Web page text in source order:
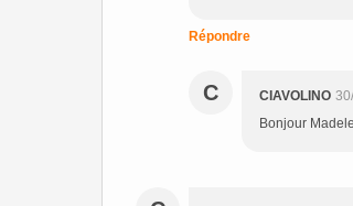
Répondre
C CIAVOLINO
Bonjour